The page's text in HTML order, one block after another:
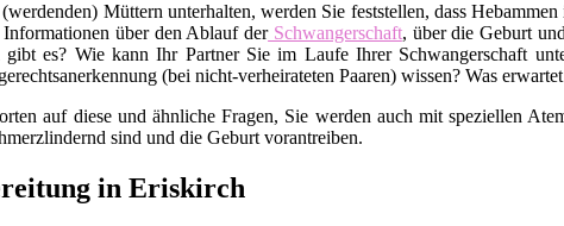
Müttern unterhalten, werden Sie feststellen, dass
über den Ablauf derSchwangerschaft, über die Geburt
gibt es? Wie kann Ihr Partner Sie im Laufe Ihrer Schwangerschaft
(bei nicht-verheirateten Paaren) wissen? Was
auf diese und ähnliche Fragen, Sie werden auch mit speziellen
sind und die Geburt vorantreiben.
in Eriskirch